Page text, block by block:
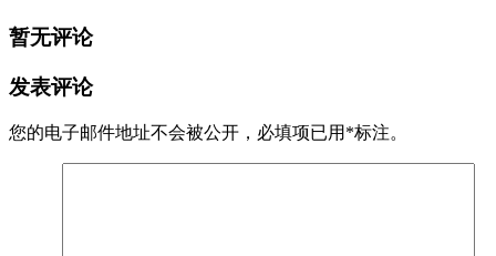
暂无评论
发表评论
您的电子邮件地址不会被公开， 必填项已用 *标注。